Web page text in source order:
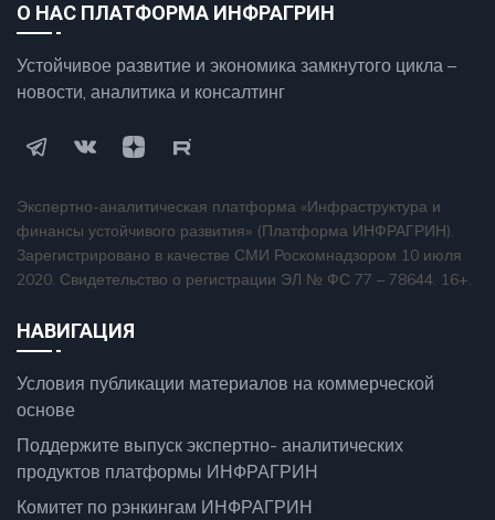
О НАС ПЛАТФОРМА ИНФРАГРИН
Устойчивое развитие и экономика замкнутого цикла –
новости, аналитика и консалтинг
Экспертно-аналитическая платформа «Инфраструктура и
финансы устойчивого развития» (Платформа ИНФРАГРИН).
Зарегистрировано в качестве СМИ Роскомнадзором 10 июля
2020. Свидетельство о регистрации ЭЛ № ФС 77 – 78644. 16+.
НАВИГАЦИЯ
Условия публикации материалов на коммерческой
основе
Поддержите выпуск экспертно- аналитических
продуктов платформы ИНФРАГРИН
Комитет по рэнкингам ИНФРАГРИН